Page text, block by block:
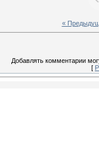
«
Добавлять комментарии
[